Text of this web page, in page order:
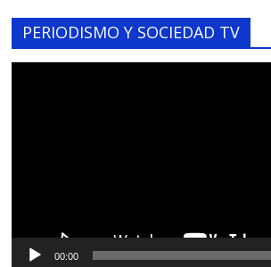
PERIODISMO Y SOCIEDAD TV
00:00